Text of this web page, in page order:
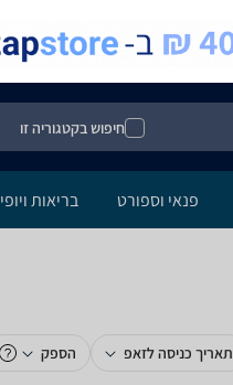
חיפוש בקטגוריה זו
פנאי וספורט בריאות ויופי
תאריך כניסה לזאפ הספק